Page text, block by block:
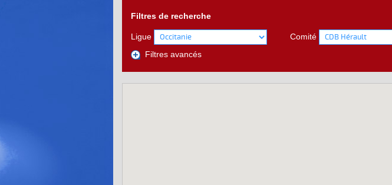
Filtres de recherche
Ligue
Comité
Filtres avancés